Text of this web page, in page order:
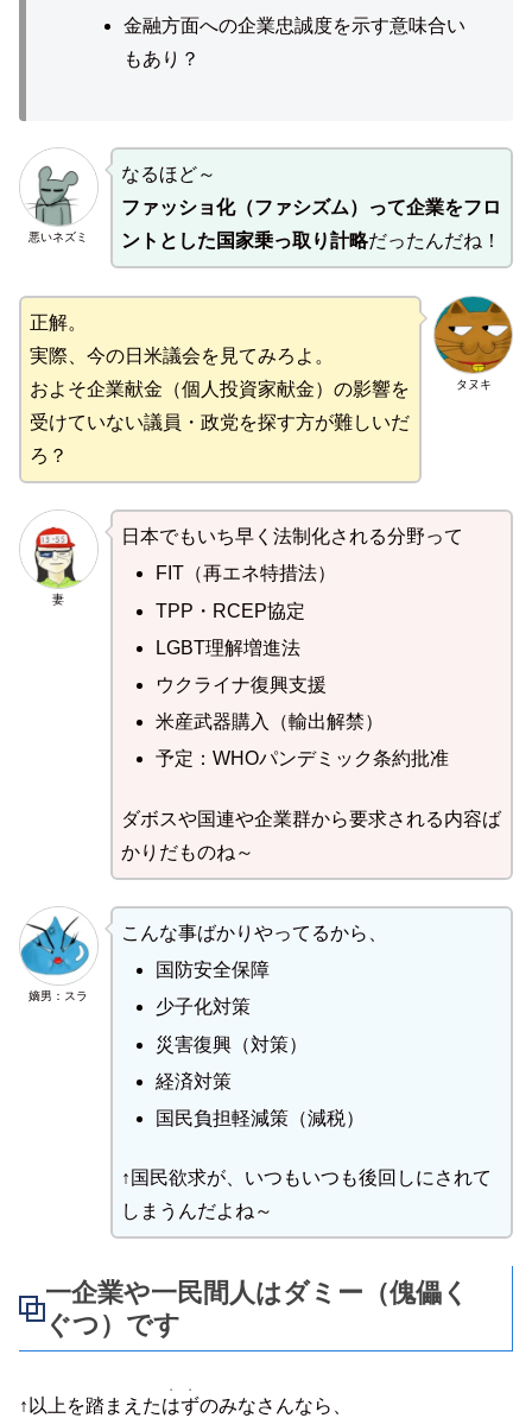
金融方面への企業忠誠度を示す意味合い
もあり？
悪いネズミ
なるほど～
ファッショ化（ファシズム）って企業をフロ
ントとした国家乗っ取り計略だったんだね！
タヌキ
正解。
実際、今の日米議会を見てみろよ。
およそ企業献金（個人投資家献金）の影響を
受けていない議員・政党を探す方が難しいだ
ろ？
妻
日本でもいち早く法制化される分野って
FIT（再エネ特措法）
TPP・RCEP協定
LGBT理解増進法
ウクライナ復興支援
米産武器購入（輸出解禁）
予定：WHOパンデミック条約批准
ダボスや国連や企業群から要求される内容ば
かりだものね～
嫡男：スラ
こんな事ばかりやってるから、
国防安全保障
少子化対策
災害復興（対策）
経済対策
国民負担軽減策（減税）
↑国民欲求が、いつもいつも後回しにされて
しまうんだよね～
一企業や一民間人はダミー（傀儡く
ぐつ）です
↑以上を踏まえたはず
・・
のみなさんなら、